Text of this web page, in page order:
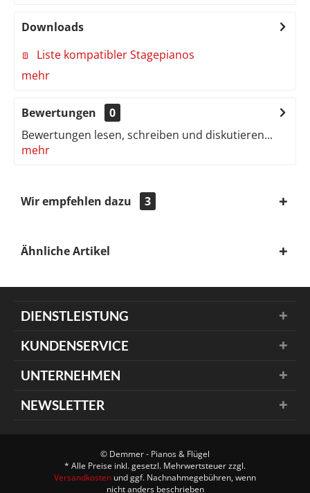
Downloads
Liste kompatibler Stagepianos
mehr
Bewertungen
0
Bewertungen lesen, schreiben und diskutieren...
mehr
Wir empfehlen dazu 3
Ähnliche Artikel
DIENSTLEISTUNG
KUNDENSERVICE
UNTERNEHMEN
NEWSLETTER
© Demmer - Pianos & Flügel
* Alle Preise inkl. gesetzl. Mehrwertsteuer zzgl.
Versandkosten und ggf. Nachnahmegebühren, wenn
nicht anders beschrieben